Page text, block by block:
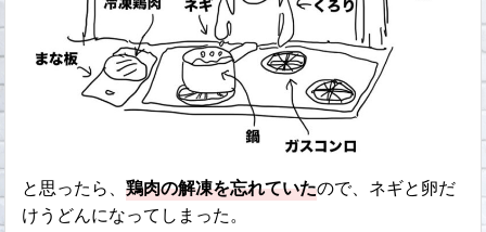
と思ったら、鶏肉の解凍を忘れていたので、ネギと卵だ
けうどんになってしまった。